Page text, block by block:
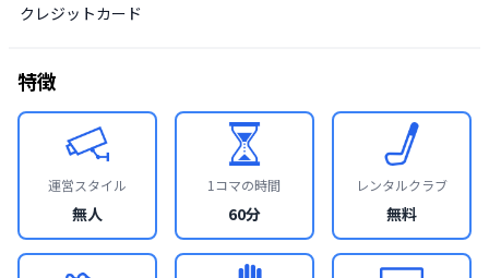
クレジットカード
特徴
運営スタイル
無人
1コマの時間
60分
レンタルクラブ
無料